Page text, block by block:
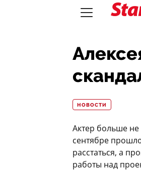
НОВОСТИ
Актер больше не
сентябре
расстаться, а
работы над